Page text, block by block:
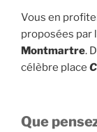
Vous en
proposées par
Montmartre.
célèbre place
Que